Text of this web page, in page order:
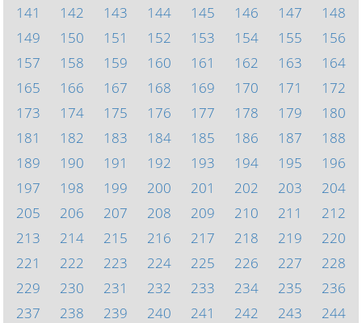
141
142 143 144 145 146 147
148
149
150 151 152 153 154 155
156
157
158 159 160 161 162 163
164
165
166 167 168 169 170 171
172
173
174 175 176 177 178 179
180
181
182 183 184 185 186 187
188
189
190 191 192 193 194 195
196
197
198 199 200 201 202 203
204
205
206 207 208 209 210 211
212
213
214 215 216 217 218 219
220
221
222 223 224 225 226 227
228
229
230 231 232 233 234 235
236
237
238 239 240 241 242 243
244